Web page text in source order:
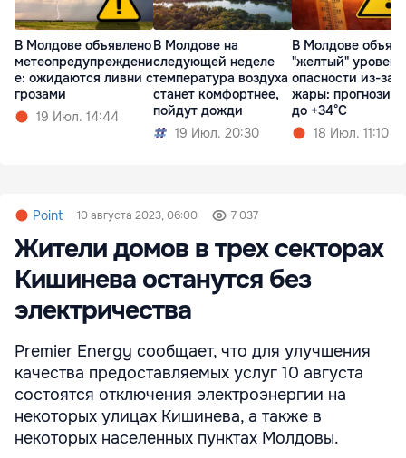
В Молдове объявлено
метеопредупреждени
е: ожидаются ливни с
грозами
19 Июл. 14:44
В Молдове на
следующей неделе
температура воздуха
станет комфортнее,
пойдут дожди
19 Июл. 20:30
В Молдове
"желтый" уровень
опасности из-за
жары:
до +34°C
18 Июл. 11:10
Point 10 августа 2023, 06:00 7 037
Жители домов в трех секторах
Кишинева останутся без
электричества
Premier Energy сообщает, что для улучшения
качества предоставляемых услуг 10 августа
состоятся отключения электроэнергии на
некоторых улицах Кишинева, а также в
некоторых населенных пунктах Молдовы.